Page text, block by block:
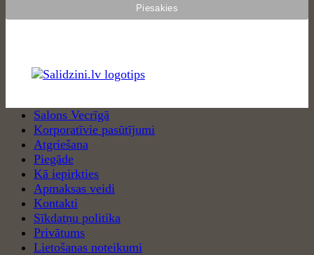
Salons Vecrīgā
Korporatīvie pasūtījumi
Atgriešana
Piegāde
Kā iepirkties
Apmaksas veidi
Kontakti
Sīkdatņu politika
Privātums
Lietošanas noteikumi